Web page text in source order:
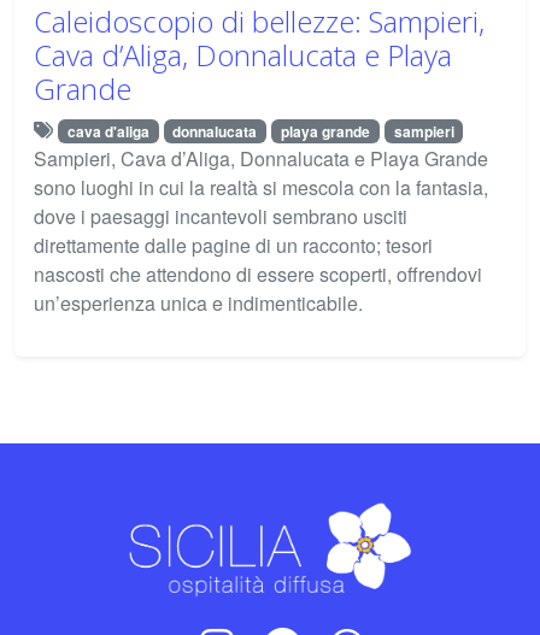
Caleidoscopio di bellezze: Sampieri,
Cava d’Aliga, Donnalucata e Playa
Grande
cava d'aliga donnalucata playa grande sampieri
Sampieri, Cava d’Aliga, Donnalucata e Playa Grande
sono luoghi in cui la realtà si mescola con la fantasia,
dove i paesaggi incantevoli sembrano usciti
direttamente dalle pagine di un racconto; tesori
nascosti che attendono di essere scoperti, offrendovi
un’esperienza unica e indimenticabile.